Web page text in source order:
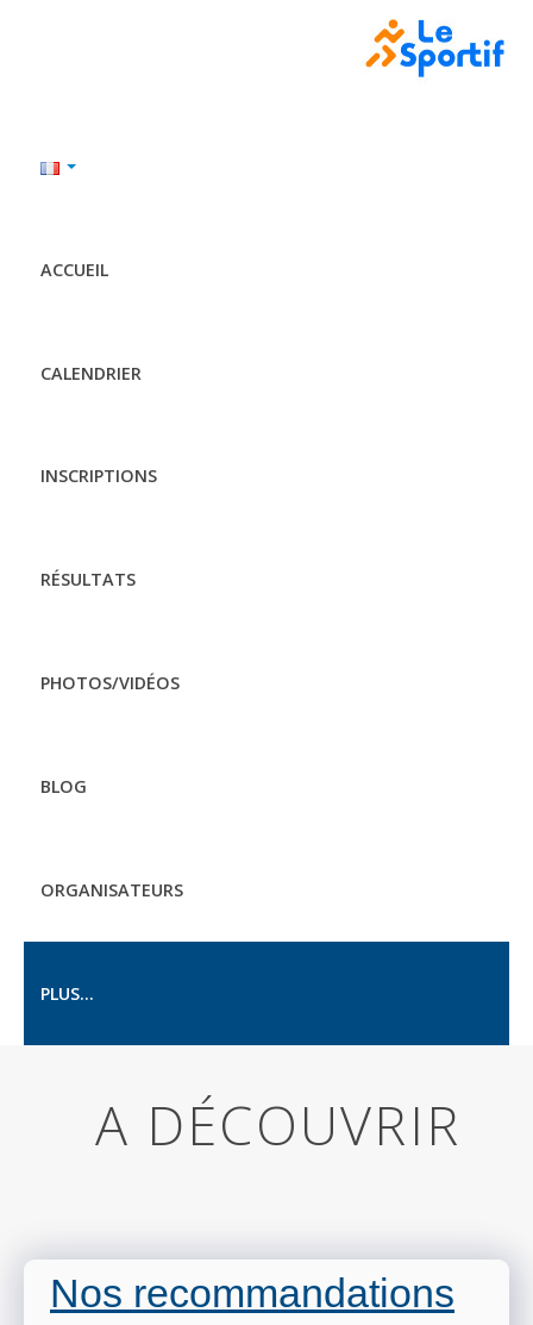
ACCUEIL
CALENDRIER
INSCRIPTIONS
RÉSULTATS
PHOTOS/VIDÉOS
BLOG
ORGANISATEURS
PLUS...
A DÉCOUVRIR
Nos recommandations